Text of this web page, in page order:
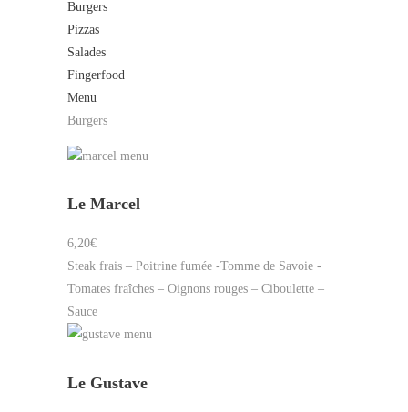
Burgers
Pizzas
Salades
Fingerfood
Menu
Burgers
Le Marcel
6,20€
Steak frais – Poitrine fumée -Tomme de Savoie -
Tomates fraîches – Oignons rouges – Ciboulette –
Sauce
Le Gustave